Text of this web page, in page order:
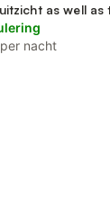
as well as
per nacht